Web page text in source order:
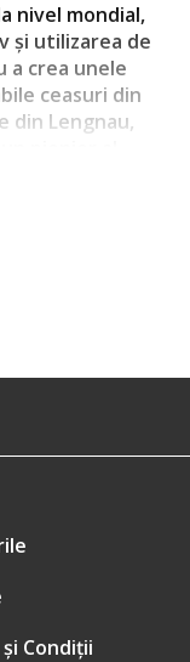
nivel mondial,
și utilizarea de
crea unele
ceasuri din
din Lengnau,
pionier al
ne putem
adevărată și
Condiții